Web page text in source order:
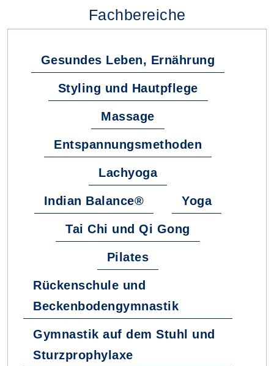
Fachbereiche
Gesundes Leben, Ernährung
Styling und Hautpflege
Massage
Entspannungsmethoden
Lachyoga
Indian Balance® Yoga
Tai Chi und Qi Gong
Pilates
Rückenschule und
Beckenbodengymnastik
Gymnastik auf dem Stuhl und
Sturzprophylaxe